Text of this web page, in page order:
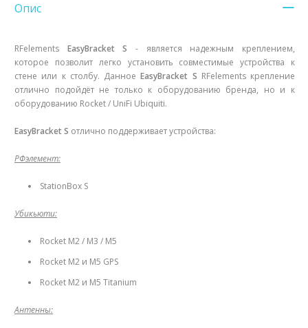
Опис
RFelements EasyBracket S - является надежным креплением,
которое позволит легко установить совместимые устройства к
стене или к столбу. ДанноеEasyBracket S RFelements крепление
отлично подойдёт не только к оборудованию бренда, но и к
оборудованию Rocket / UniFi Ubiquiti.
EasyBracket S отлично поддерживает устройства:
РФэлемент:
StationBox S
Убикьюти:
Rocket M2 / M3 / M5
Rocket M2 и M5 GPS
Rocket M2 и М5 Titanium
Антенны: